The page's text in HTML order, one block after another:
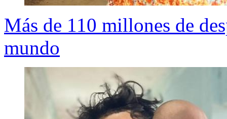
Más de 110 millones de
mundo